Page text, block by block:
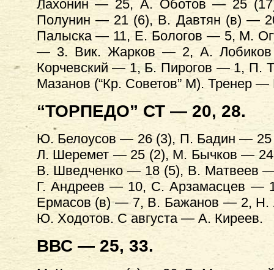
Лахонин — 25, А. Оботов — 25
Полунин — 21 (6), В. Давтян (в) —
Палыска — 11, Е. Бологов — 5, М.
— 3. Вик. Жарков — 2, А.
Корчевский — 1, Б. Пирогов — 1, П.
Мазанов (“Кр. Советов” М). Тренер
“ТОРПЕДО” СТ — 20, 28.
Ю. Белоусов — 26 (3), П. Бадин — 25
Л. Шеремет — 25 (2), М. Бычков —
В. Шведченко — 18 (5), В. Матвеев
Г. Андреев — 10, С. Арзамасцев
Ермасов (в) — 7, В. Бажанов — 2,
Ю. Ходотов. С августа — А. Киреев.
ВВС — 25, 33.